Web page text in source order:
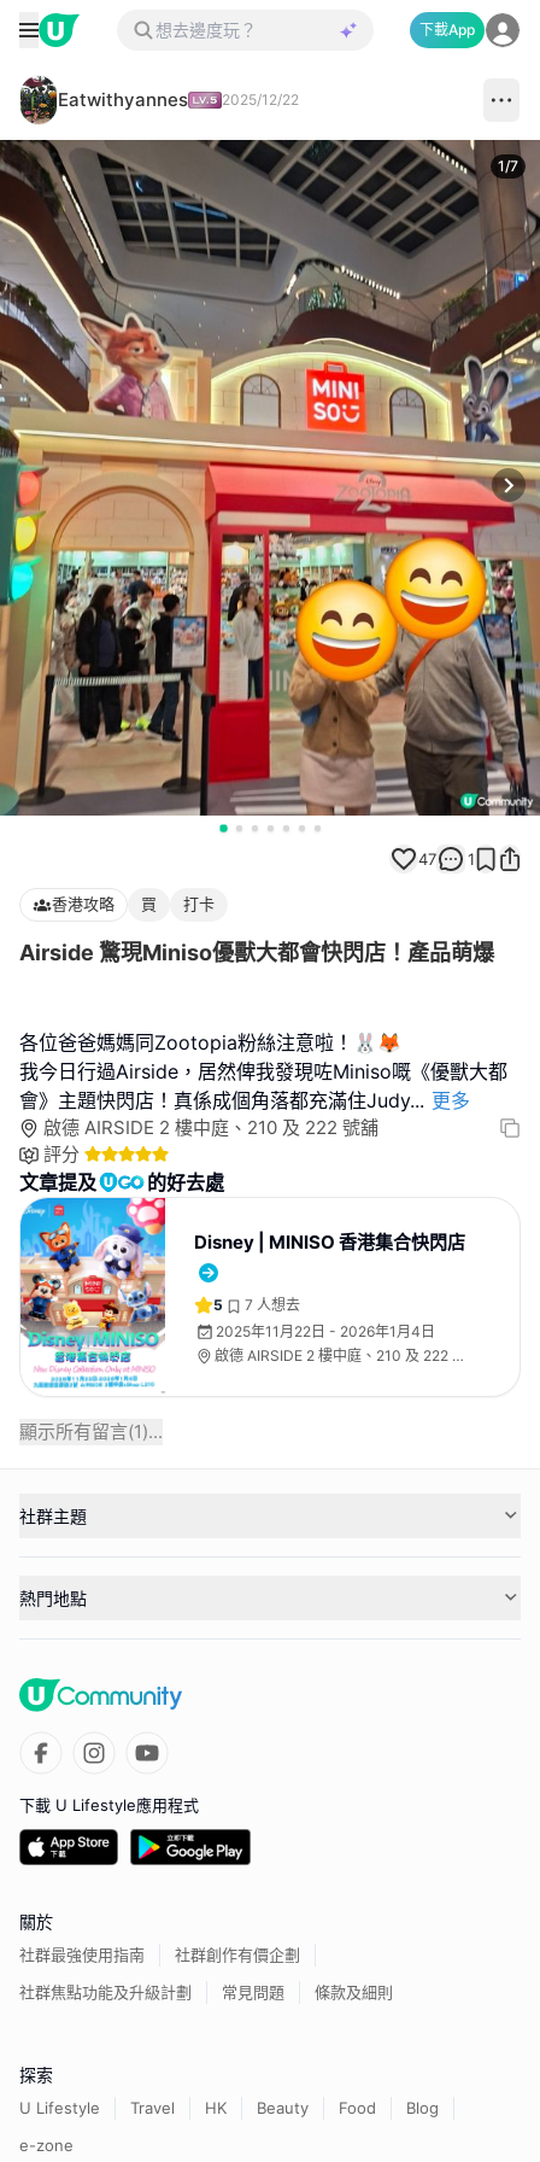
下載App
Eatwithyannes 2025/12/22
1/7
47 1
香港攻略 買 打卡
Airside 驚現Miniso優獸大都會快閃店！產品萌爆
各位爸爸媽媽同Zootopia粉絲注意啦！🐰🦊
我今日行過Airside，居然俾我發現咗Miniso嘅《優獸大都
會》主題快閃店！真係成個角落都充滿住Judy... 更多
啟德 AIRSIDE 2 樓中庭、210 及 222 號舖
評分
文章提及 的好去處
Disney | MINISO 香港集合快閃店
5 7 人想去
2025年11月22日 - 2026年1月4日
啟德 AIRSIDE 2 樓中庭、210 及 222 號
顯示所有留言(1)...
社群主題
熱門地點
下載 U Lifestyle應用程式
關於
社群最強使用指南
社群創作有價企劃
社群焦點功能及升級計劃
常見問題 條款及細則
探索
U Lifestyle Travel HK Beauty Food
Blog
e-zone